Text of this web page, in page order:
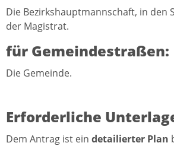
Die Bezirkshauptmannschaft, in den
der Magistrat.
für Gemeindestraßen:
Die Gemeinde.
Erforderliche
Dem Antrag ist ein detailierter Plan